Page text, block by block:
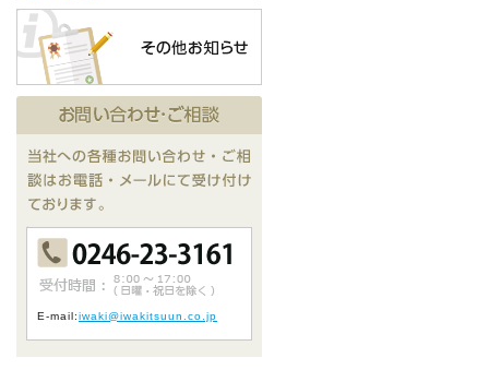
E-mail:iwaki@iwakitsuun.co.jp